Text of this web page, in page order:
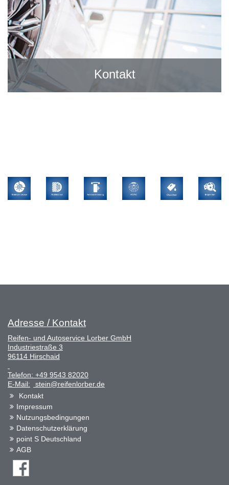
Kontakt
Adresse / Kontakt
Reifen- und Autoservice Lorber GmbH
Industriestraße 3
96114 Hirschaid
Telefon: +49 9543 82020
E-Mail:
stein@reifenlorber.de
Kontakt
Impressum
Nutzungsbedingungen
Datenschutzerklärung
point S Deutschland
AGB